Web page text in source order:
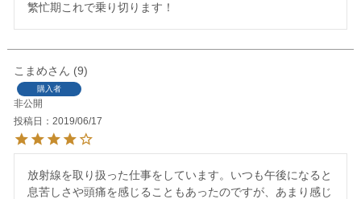
繁忙期これで乗り切ります！
こまめ 9
購入者
非公開
投稿日
2019/06/17
放射線を取り扱った仕事をしています。いつも午後になると
息苦しさや頭痛を感じることもあったのですが、あまり感じ